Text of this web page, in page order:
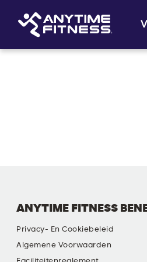
ANYTIME FITNESS
Privacy- En Cookiebeleid
Algemene Voorwaarden